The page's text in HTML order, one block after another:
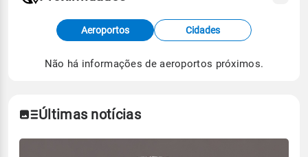
Fonte: dados combinados de estações
meteorológicas e satélite do Centro de Previsão
de Tempo e Estudos Climáticos (CPTEC).
Aeroportos Cidades
Não há informações de aeroportos próximos.
Últimas notícias